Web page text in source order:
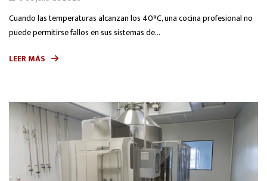
Cuando las temperaturas alcanzan los 40°C, una cocina profesional no
puede permitirse fallos en sus sistemas de...
LEER MÁS